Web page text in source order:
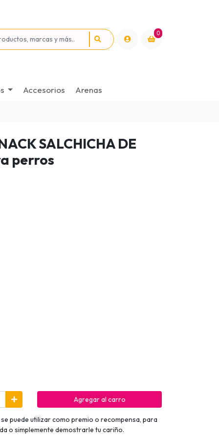
0
Accesorios Arenas
SALCHICHA DE
perros
Agregar al carro
se puede utilizar como premio o recompensa, para
o simplemente demostrarle tu cariño.